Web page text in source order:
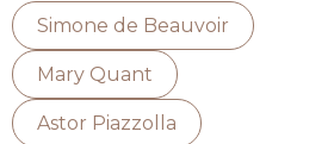
Simone de Beauvoir
Mary Quant
Astor Piazzolla